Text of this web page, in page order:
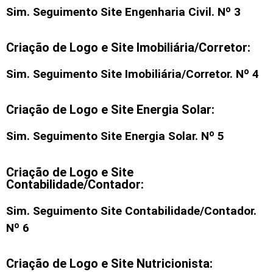
Sim. Seguimento Site Engenharia Civil. Nº 3
Criação de Logo e Site Imobiliária/Corretor:
Sim. Seguimento Site Imobiliária/Corretor. Nº 4
Criação de Logo e Site Energia Solar:
Sim. Seguimento Site Energia Solar. Nº 5
Criação de Logo e Site
Contabilidade/Contador:
Sim. Seguimento Site Contabilidade/Contador.
Nº 6
Criação de Logo e Site Nutricionista: